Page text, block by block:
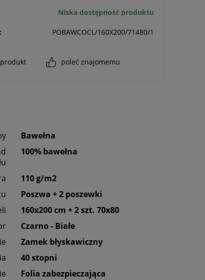
Niska dostępność produktu
POBAWCOCL/160X200/71480/1
poleć znajomemu
Bawełna
100% bawełna
110 g/m2
Poszwa + 2 poszewki
160x200 cm + 2 szt. 70x80
Czarno - Białe
Zamek błyskawiczny
40 stopni
Folia zabezpieczająca